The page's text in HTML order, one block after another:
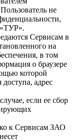
не
Сервисам в
на
в том
о браузере
которой
адрес
если ее сбор
к Сервисам ЗАО